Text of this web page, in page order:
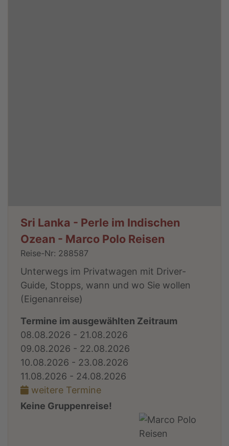
Sri Lanka - Perle im Indischen
Ozean - Marco Polo Reisen
Reise-Nr: 288587
Unterwegs im Privatwagen mit Driver-
Guide, Stopps, wann und wo Sie wollen
(Eigenanreise)
Termine im ausgewählten Zeitraum
08.08.2026 - 21.08.2026
09.08.2026 - 22.08.2026
10.08.2026 - 23.08.2026
11.08.2026 - 24.08.2026
weitere Termine
Keine Gruppenreise!